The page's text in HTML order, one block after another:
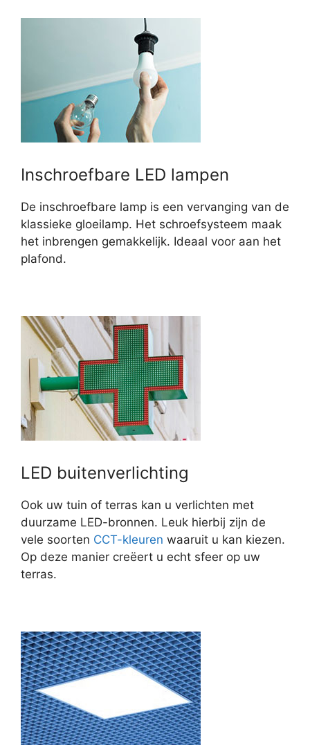
Inschroefbare LED lampen
De inschroefbare lamp is een vervanging van de
klassieke gloeilamp. Het schroefsysteem maak
het inbrengen gemakkelijk. Ideaal voor aan het
plafond.
LED buitenverlichting
Ook uw tuin of terras kan u verlichten met
duurzame LED-bronnen. Leuk hierbij zijn de
vele soorten CCT-kleuren waaruit u kan kiezen.
Op deze manier creëert u echt sfeer op uw
terras.